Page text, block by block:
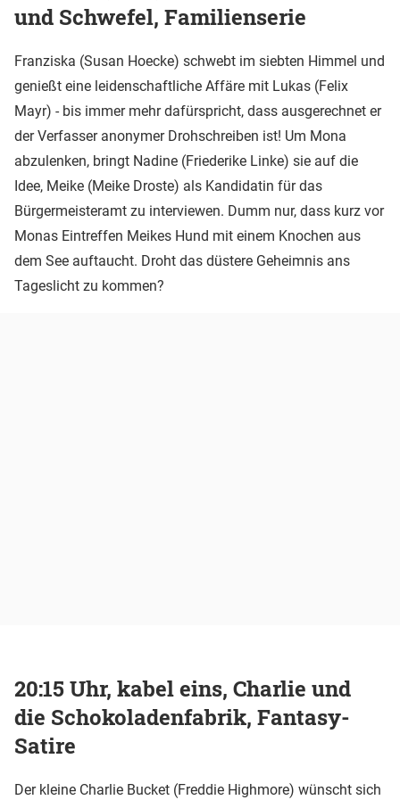
und Schwefel, Familienserie
Franziska (Susan Hoecke) schwebt im siebten Himmel und
genießt eine leidenschaftliche Affäre mit Lukas (Felix
Mayr) - bis immer mehr dafürspricht, dass ausgerechnet er
der Verfasser anonymer Drohschreiben ist! Um Mona
abzulenken, bringt Nadine (Friederike Linke) sie auf die
Idee, Meike (Meike Droste) als Kandidatin für das
Bürgermeisteramt zu interviewen. Dumm nur, dass kurz vor
Monas Eintreffen Meikes Hund mit einem Knochen aus
dem See auftaucht. Droht das düstere Geheimnis ans
Tageslicht zu kommen?
20:15 Uhr, kabel eins, Charlie und
die Schokoladenfabrik, Fantasy-
Satire
Der kleine Charlie Bucket (Freddie Highmore) wünscht sich